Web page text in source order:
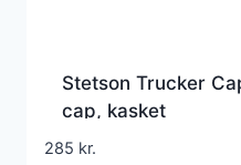
Stetson Trucker
cap, kasket
285 kr.